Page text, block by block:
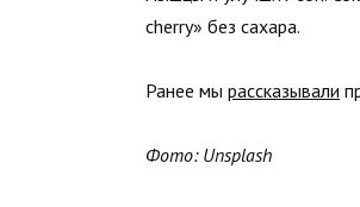
cherry» без сахара.
Ранее мы рассказывали
Фото: Unsplash